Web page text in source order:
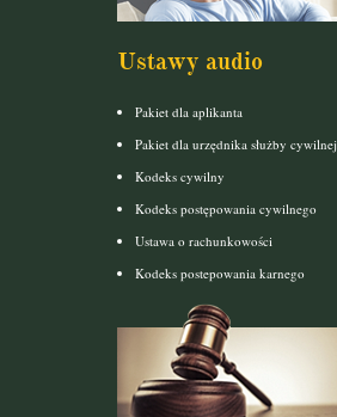
Ustawy audio
Pakiet dla aplikanta
Pakiet dla urzędnika służby cywilnej
Kodeks cywilny
Kodeks postępowania cywilnego
Ustawa o rachunkowości
Kodeks postepowania karnego